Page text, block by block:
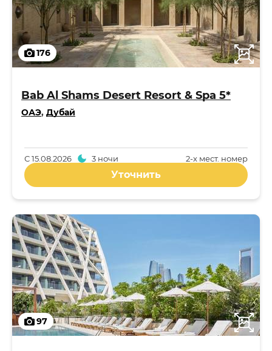
176
Bab Al Shams Desert Resort & Spa 5*
ОАЭ, Дубай
2-x мест. номер
С15.08.2026 3 ночи
Уточнить
97